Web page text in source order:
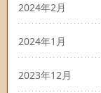
2024年2月
2024年1月
2023年12月